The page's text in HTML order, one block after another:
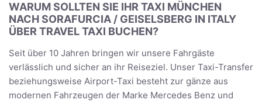
WARUM SOLLTEN SIE IHR TAXI MÜNCHEN
NACH SORAFURCIA / GEISELSBERG IN ITALY
ÜBER TRAVEL TAXI BUCHEN?
Seit über 10 Jahren bringen wir unsere Fahrgäste
verlässlich und sicher an ihr Reiseziel. Unser Taxi-Transfer
beziehungsweise Airport-Taxi besteht zur gänze aus
modernen Fahrzeugen der Marke Mercedes Benz und